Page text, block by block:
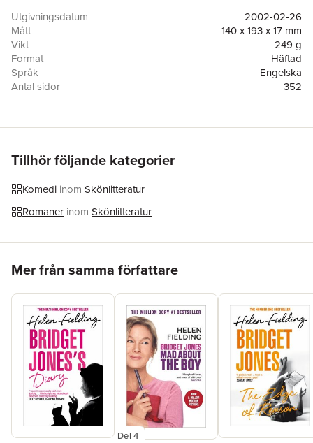
Utgivningsdatum
2002-02-26
Mått
140 x 193 x 17 mm
Vikt
249 g
Format
Häftad
Språk
Engelska
Antal sidor
352
Tillhör följande kategorier
Komedi inom Skönlitteratur
Romaner inom Skönlitteratur
Mer från samma författare
Del 4